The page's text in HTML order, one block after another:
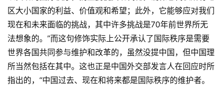
区大小国家的利益、价值观和希望；此外，它能够应对我们
现在和未来面临的挑战，其中许多挑战是70年前世界所无
法想象的。”而这句修饰实际上公开承认了国际秩序是需要
世界各国共同参与维护和改革的，虽然没提中国，但中国理
所当然包括在其中。这也正是中国外交部发言人在回应时所
指出的，“中国过去、现在和将来都是国际秩序的维护者。